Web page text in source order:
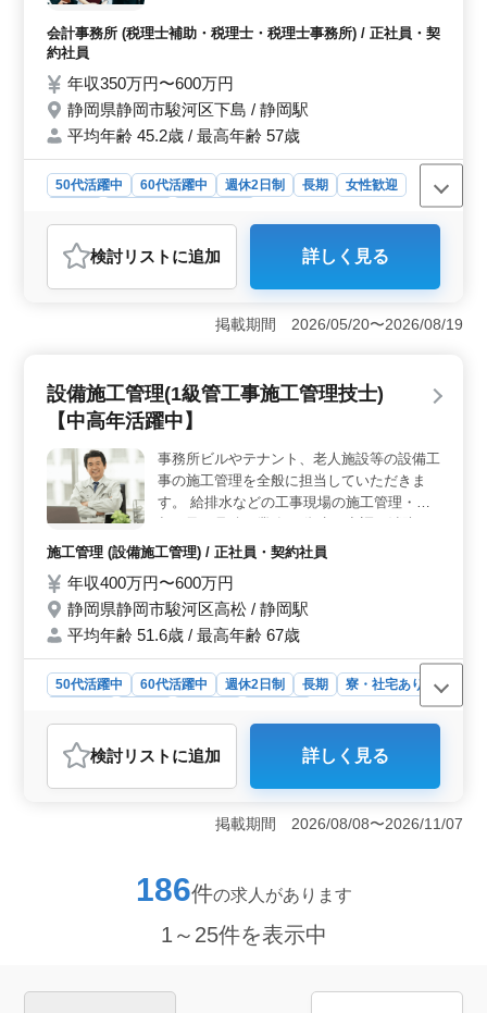
す。勤務日数やシフトに関しても相談可能で、ライフス
タイルに合わせた働き方ができる点が魅力です。条件面
の相談も歓迎されているため、自分に合った働き方が見
つかるでしょう。
計） ・法人税・消費税・所得税などの確定
年末年始休暇あり ※車通勤OK 現在50歳以
上も活躍している企業です。 ぜひ今までの
経験を活かして頂ける方のご応募お待ちして
おります。
会計事務所 (税理士補助・税理士・税理士事務所) / 正社員・契
約社員
年収350万円〜600万円
静岡県静岡市駿河区下島 / 静岡駅
平均年齢 45.2歳 / 最高年齢 57歳
50代活躍中 60代活躍中 週休2日制 長期
女性歓迎
おすすめポイント
＜働きやすさが魅力＞ 本求人は土日祝休みの完全週休
二日制を採用しており、年間を通じてしっかりとしたワ
ークライフバランスを実現できます。夏季休暇や年末年
始休暇も確保されており、家族やプライベートの時間を
す。 ＜経験を活かしたキャリアアップ＞ 会計事務
所経験者を歓迎しており、特に年数に制限がないため多
様なバックグラウンドの方が活躍できる環境です。給与
は年収350万〜600万円と幅が広く、経験やスキルに応じ
た評価が期待できます。法人税や所得税などの実務経験
がある方には、これまでの知識を十分に活かせる仕事で
す。 ＜年齢や性別を問わない職場環境＞ 現在、50
代以上のスタッフが多数活躍しており、年齢や性別に関
係なく働ける風通しの良い職場です。男女比率もバラン
スが取れており、柔軟な対応が可能な企業文化が特徴で
す。定年後も再雇用を視野に入れている方や、長期的に
安定した働き方を目指している方に適しています。
検討リスト に追加 詳しく見る
掲載期間 2026/05/20〜2026/08/19
設備施工管理(1級管工事施工管理技士)
【中高年活躍中】
事務所ビルやテナント、老人施設等の設備工
事の施工管理を全般に担当していただきま
す。 給排水などの工事現場の施工管理・監
プラント配管工事がメイン ・大手ゼネコ
の設備工事請負 ・物件の金額体は1000万〜1
億円程度です。 ※担当エリアは静岡県内と
なります。 ※毎年120%成長のやりがいのあ
る企業風土です。 建築設備 経験者の募集に
なります。 現場経験が活かせる仕事です。
50代60代ベテランスタッフ多数活躍中 ベテ
ラン層の方のご応募お待ちしてます。 経験
施工管理 (設備施工管理) / 正社員・契約社員
年収400万円〜600万円
静岡県静岡市駿河区高松 / 静岡駅
平均年齢 51.6歳 / 最高年齢 67歳
50代活躍中 60代活躍中 週休2日制 長期
寮・社宅あり
おすすめポイント
＜経験豊富な方へのチャンス＞ 50代や60代のベテラン
スタッフが多数活躍中です。経験が活かせる環境で、新
たなキャリアを築きませんか？ ＜充実の福利厚生
＞ 年収400万円〜600万円で、社宅の提供や社会保険完
備施工管理のプロフェッショナル＞ 一級管工事施工管
理技士の資格保有者を募集しています。静岡県内の設備
検討リスト に追加 詳しく見る
掲載期間 2026/08/08〜2026/11/07
186件の求人があります
1～25件を表示中